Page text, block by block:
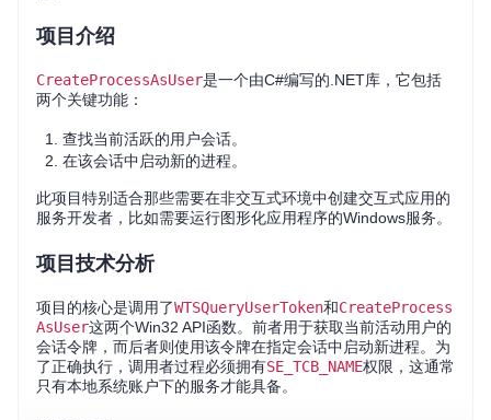
项目介绍
CreateProcessAsUser是一个由C#编写的.NET库，它包括
两个关键功能：
查找当前活跃的用户会话。
在该会话中启动新的进程。
此项目特别适合那些需要在非交互式环境中创建交互式应用的
服务开发者，比如需要运行图形化应用程序的Windows服务。
项目技术分析
项目的核心是调用了WTSQueryUserToken和CreateProcess
AsUser这两个Win32 API函数。前者用于获取当前活动用户的
会话令牌，而后者则使用该令牌在指定会话中启动新进程。为
了正确执行，调用者过程必须拥有SE_TCB_NAME权限，这通常
只有本地系统账户下的服务才能具备。